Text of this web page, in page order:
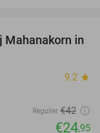
41%
Mahanakorn in
9.2 star
Regulier €42
€24,95